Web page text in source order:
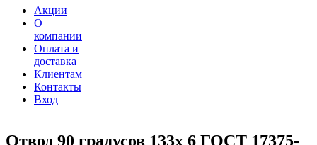
Акции
О
компании
Оплата и
доставка
Клиентам
Контакты
Вход
Отвод 90 градусов 133х 6 ГОСТ 17375-